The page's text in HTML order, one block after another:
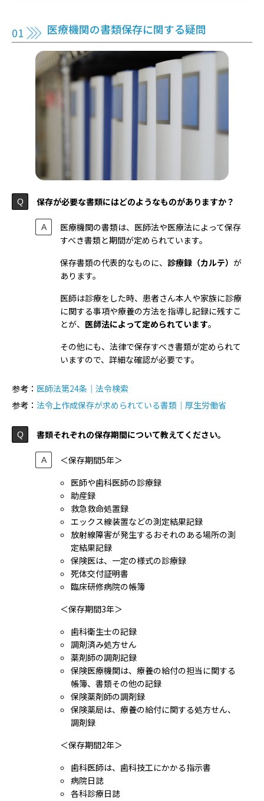
医療機関の書類保存に関する疑問
保存が必要な書類にはどのようなものがありますか？
医療機関の書類は、医師法や医療法によって保存
すべき書類と期間が定められています。
保存書類の代表的なものに、 診療録（カルテ） が
あります。
医師は診療をした時、患者さん本人や家族に診療
に関する事項や療養の方法を指導し記録に残すこ
とが、 医師法によって定められています。
その他にも、法律で保存すべき書類が定められて
いますので、詳細な確認が必要です。
参考： 医師法第24条｜法令検索
参考： 法令上作成保存が求められている書類｜厚生労働省
書類それぞれの保存期間について教えてください。
＜保存期間5年＞
医師や歯科医師の診療録
助産録
救急救命処置録
エックス線装置などの測定結果記録
放射線障害が発生するおそれのある場所の測
定結果記録
保険医は、一定の様式の診療録
死体交付証明書
臨床研修病院の帳簿
＜保存期間3年＞
歯科衛生士の記録
調剤済み処方せん
薬剤師の調剤記録
保険医療機関は、療養の給付の担当に関する
帳簿、書類その他の記録
保険薬剤師の調剤録
保険薬局は、療養の給付に関する処方せん、
調剤録
＜保存期間2年＞
歯科医師は、歯科技工にかかる指示書
病院日誌
各科診療日誌